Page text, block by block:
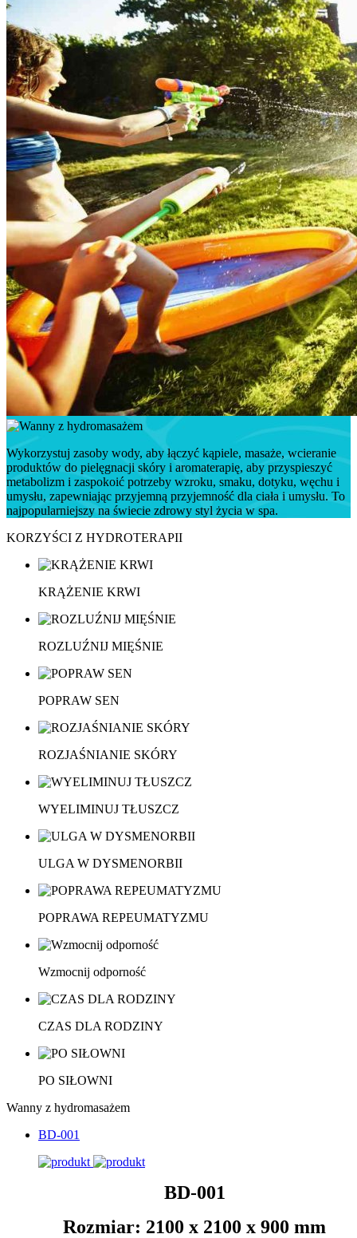
Wykorzystuj zasoby wody, aby łączyć kąpiele, masaże, wcieranie
produktów do pielęgnacji skóry i aromaterapię, aby przyspieszyć
metabolizm i zaspokoić potrzeby wzroku, smaku, dotyku, węchu i
umysłu, zapewniając przyjemną przyjemność dla ciała i umysłu. To
najpopularniejszy na świecie zdrowy styl życia w spa.
KORZYŚCI Z HYDROTERAPII
KRĄŻENIE KRWI
ROZLUŹNIJ MIĘŚNIE
POPRAW SEN
ROZJAŚNIANIE SKÓRY
WYELIMINUJ TŁUSZCZ
ULGA W DYSMENORBII
POPRAWA REPEUMATYZMU
Wzmocnij odporność
CZAS DLA RODZINY
PO SIŁOWNI
Wanny z hydromasażem
BD-001
BD-001
Rozmiar: 2100 x 2100 x 900 mm